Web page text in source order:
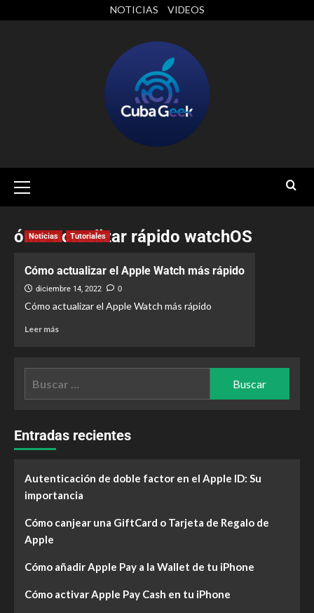
NOTICIAS VIDEOS
ómo actualizar rápido watchOS
Noticias Tutoriales
Cómo actualizar el Apple Watch más rápido
diciembre 14, 2022 0
Cómo actualizar el Apple Watch más rápido
Leer más
Entradas recientes
Autenticación de doble factor en el Apple ID: Su
importancia
Cómo canjear una GiftCard o Tarjeta de Regalo de
Apple
Cómo añadir Apple Pay a la Wallet de tu iPhone
Cómo activar Apple Pay Cash en tu iPhone